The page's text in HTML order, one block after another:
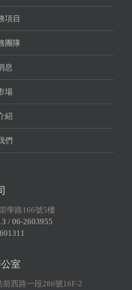
項目
團隊
息
場
紹
們
學路166號5樓
/ 06-2603955
室
西路一段286號16F-2